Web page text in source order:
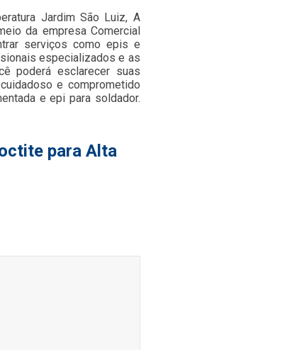
Jardim São Luiz, A
da empresa Comercial
serviços como epis e
especializados e as
poderá esclarecer suas
e comprometido
e epi para soldador.
para Alta